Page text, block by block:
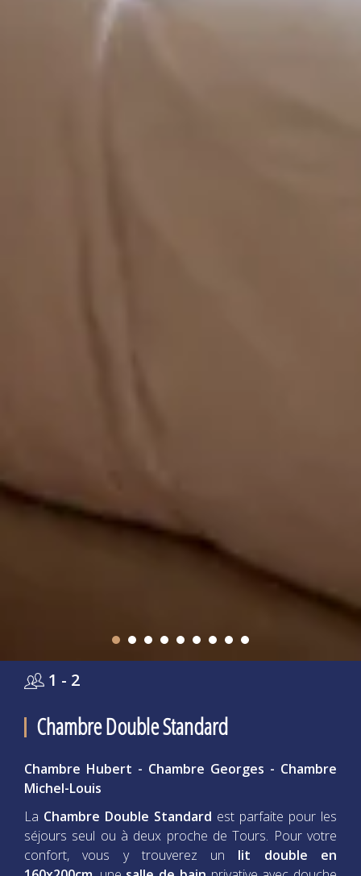
Chambre Double Standard
1 - 2
Chambre Hubert - Chambre Georges - Chambre
Michel-Louis
La Chambre Double Standard est parfaite pour les
séjours seul ou à deux proche de Tours. Pour votre
confort, vous y trouverez un lit double en